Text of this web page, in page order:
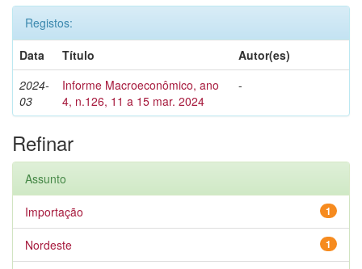
Registos:
Data
Título
Autor(es)
2024-
03
Informe Macroeconômico, ano
4, n.126, 11 a 15 mar. 2024
-
Refinar
Assunto
1
Importação
1
Nordeste